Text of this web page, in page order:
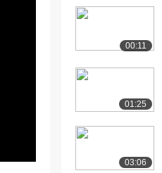
00:11
01:25
03:06